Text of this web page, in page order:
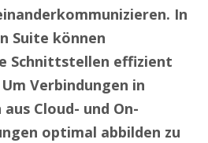
In
Suite können
Schnittstellen effizient
Verbindungen in
Cloud- und On-
optimal abbilden zu